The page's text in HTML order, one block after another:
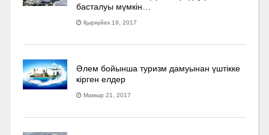
басталуы мүмкін…
Қыркүйек 19, 2017
Әлем бойынша туризм дамуынан үштікке
кірген елдер
Мамыр 21, 2017